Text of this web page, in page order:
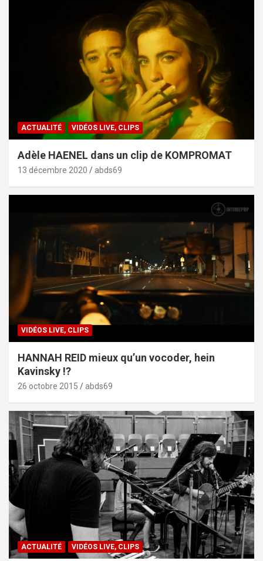
ACTUALITÉ VIDÉOS LIVE, CLIPS
Adèle HAENEL dans un clip de KOMPROMAT
13 décembre 2020 abds69
VIDÉOS LIVE, CLIPS
HANNAH REID mieux qu’un vocoder, hein
Kavinsky !?
26 octobre 2015 abds69
ACTUALITÉ VIDÉOS LIVE, CLIPS